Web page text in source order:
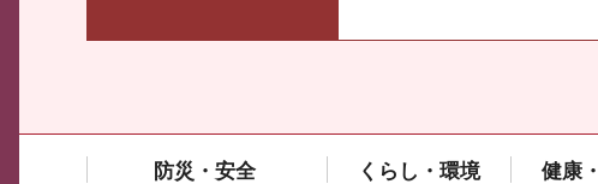
防災・安全 くらし・環境 健康